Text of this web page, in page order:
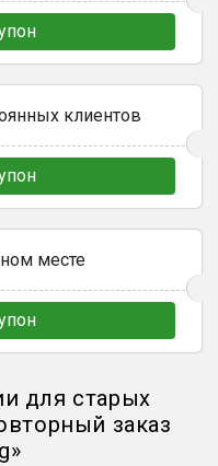
клиентов
месте
для старых
заказ
»